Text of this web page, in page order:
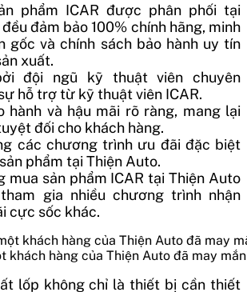
phẩm ICAR được phân phối tại
đảm bảo 100% chính hãng, minh
gốc và chính sách bảo hành uy tín
xuất.
đội ngũ kỹ thuật viên chuyên
hỗ trợ từ kỹ thuật viên ICAR.
hành và hậu mãi rõ ràng, mang lại
đối cho khách hàng.
các chương trình ưu đãi đặc biệt
phẩm tại Thiện Auto.
mua sản phẩm ICAR tại Thiện Auto
gia nhiều chương trình nhận
cực sốc khác.
khách hàng của Thiện Auto đã may
lốp không chỉ là thiết bị cần thiết